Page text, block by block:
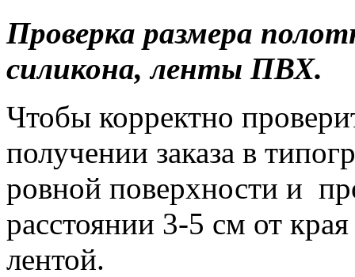
Проверка размера
силикона, ленты ПВХ.
Чтобы корректно
получении заказа в
ровной поверхности и
расстоянии 3-5 см от
лентой.